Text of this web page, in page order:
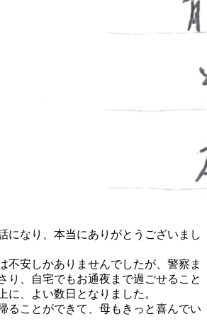
になり、本当にありがとうございまし
不安しかありませんでしたが、警察ま
り、自宅でもお通夜まで過ごせること
に、よい数日となりました。
ることができて、母もきっと喜んでい